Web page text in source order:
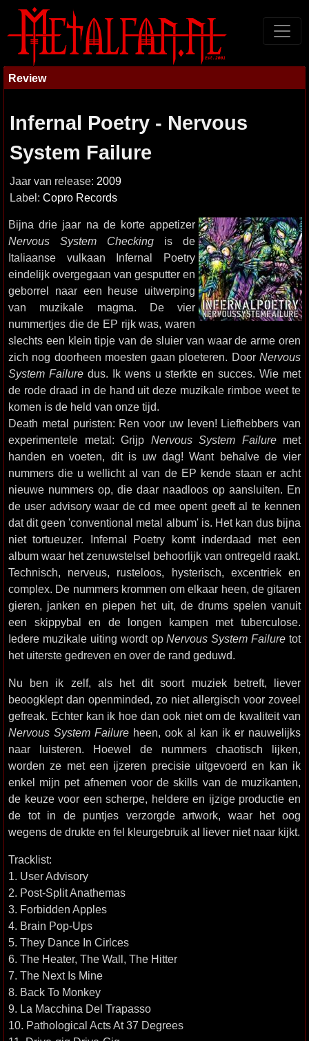
Review
Infernal Poetry - Nervous
System Failure
Jaar van release: 2009
Label: Copro Records
Bijna drie jaar na de korte appetizer
Nervous System Checking is de
Italiaanse vulkaan Infernal Poetry
eindelijk overgegaan van gesputter en
geborrel naar een heuse uitwerping
van muzikale magma. De vier
nummertjes die de EP rijk was, waren
slechts een klein tipje van de sluier van waar de arme oren
zich nog doorheen moesten gaan ploeteren. Door Nervous
System Failuredus. Ik wens u sterkte en succes. Wie met
de rode draad in de hand uit deze muzikale rimboe weet te
komen is de held van onze tijd.
Death metal puristen: Ren voor uw leven! Liefhebbers van
experimentele metal: Grijp Nervous System Failuremet
handen en voeten, dit is uw dag! Want behalve de vier
nummers die u wellicht al van de EP kende staan er acht
nieuwe nummers op, die daar naadloos op aansluiten. En
de user advisory waar de cd mee opent geeft al te kennen
dat dit geen 'conventional metal album' is. Het kan dus bijna
niet tortueuzer. Infernal Poetry komt inderdaad met een
album waar het zenuwstelsel behoorlijk van ontregeld raakt.
Technisch, nerveus, rusteloos, hysterisch, excentriek en
complex. De nummers krommen om elkaar heen, de gitaren
gieren, janken en piepen het uit, de drums spelen vanuit
een skippybal en de longen kampen met tuberculose.
Iedere muzikale uiting wordt opNervous System Failure tot
het uiterste gedreven en over de rand geduwd.
Nu ben ik zelf, als het dit soort muziek betreft, liever
beoogklept dan openminded, zo niet allergisch voor zoveel
gefreak. Echter kan ik hoe dan ook niet om de kwaliteit van
Nervous System Failure heen, ook al kan ik er nauwelijks
naar luisteren. Hoewel de nummers chaotisch lijken,
worden ze met een ijzeren precisie uitgevoerd en kan ik
enkel mijn pet afnemen voor de skills van de muzikanten,
de keuze voor een scherpe, heldere en ijzige productie en
de tot in de puntjes verzorgde artwork, waar het oog
wegens de drukte en fel kleurgebruik al liever niet naar kijkt.
Tracklist:
1. User Advisory
2. Post-Split Anathemas
3. Forbidden Apples
4. Brain Pop-Ups
5. They Dance In Cirlces
6. The Heater, The Wall, The Hitter
7. The Next Is Mine
8. Back To Monkey
9. La Macchina Del Trapasso
10. Pathological Acts At 37 Degrees